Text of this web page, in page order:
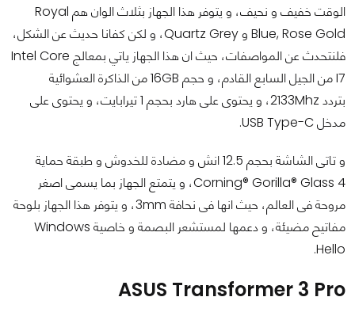
الوقت خفيف و نحيف، و يتوفر هذا الجهاز بثلاث الوان هم Royal
Blue, Rose Gold و Quartz Grey، و لكن كفانا حديث عن الشكل،
فلنتحدث عن المواصفات، حيث ان هذا الجهاز ياتي بمعالج Intel Core
I7 من الجيل السابع القادم، و حجم 16GB من الذاكرة العشوائية
بتردد 2133Mhz، و يحتوى على هارد بحجم 1 تيرابايت، و يحتوى على
مدخل USB Type-C.
و تاتى الشاشة بحجم 12.5 انش و مضادة للخدوش و طبقة حماية
Corning® Gorilla® Glass 4، و يتمتع الجهاز بما يسمى اصغر
مروحة فى العالم، حيث انها فى نحافة 3mm، و يتوفر هذا الجهاز بلوحة
مفاتيح مضيئة، و دعمها لمستشعر البصمة و خاصية Windows
Hello.
ASUS Transformer 3 Pro